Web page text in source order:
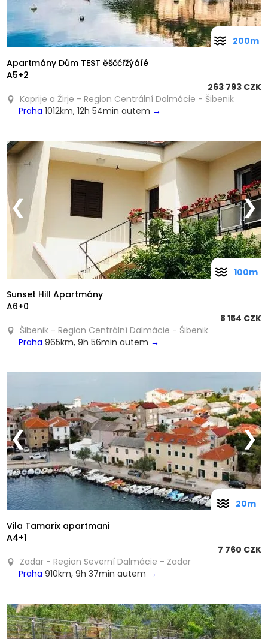
Apartmány Dům TEST ěščćřžýáíé
A5+2
263 793 CZK
Kaprije a Žirje - Region Centrální Dalmácie - Šibenik
Praha 1012km, 12h 54min autem →
200m
❮ ❯
Sunset Hill Apartmány
A6+0
8 154 CZK
Šibenik - Region Centrální Dalmácie - Šibenik
Praha 965km, 9h 56min autem →
100m
❮ ❯
Vila Tamarix apartmani
A4+1
7 760 CZK
Zadar - Region Severní Dalmácie - Zadar
Praha 910km, 9h 37min autem →
20m